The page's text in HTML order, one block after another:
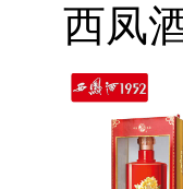
西凤